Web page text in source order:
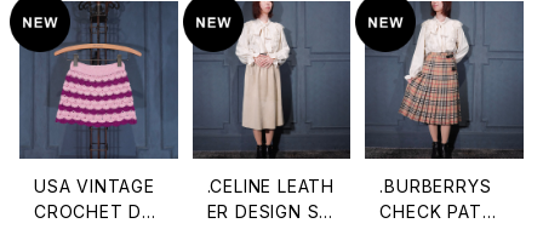
アメリカ古着お
花柄コットンロ
ングスカート
T/アメリカ古着
ウエスタンプリン
トデザインコット
ンロングスカー
リーツプリーズ
イッセイミヤケ柄
デザインプリー
ツスカート 200
0000075877
USA VINTAGE
CROCHET DE
.CELINE LEATH
ER DESIGN SKI
.BURBERRYS
CHECK PATTE